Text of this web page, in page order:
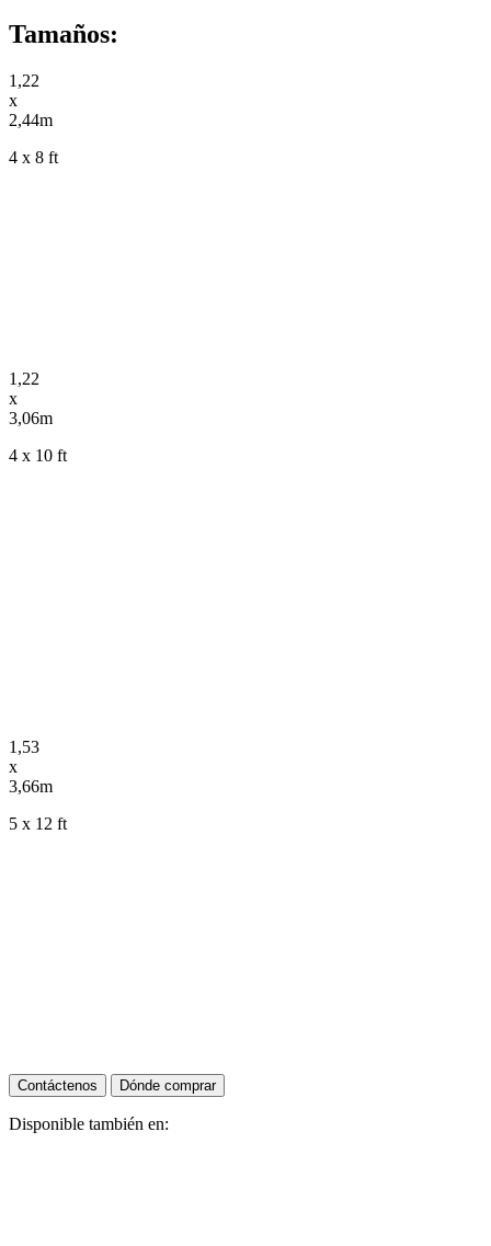
Tamaños:
1,22
x
2,44m
4 x 8 ft
1,22
x
3,06m
4 x 10 ft
1,53
x
3,66m
5 x 12 ft
Contáctenos Dónde comprar
Disponible también en: